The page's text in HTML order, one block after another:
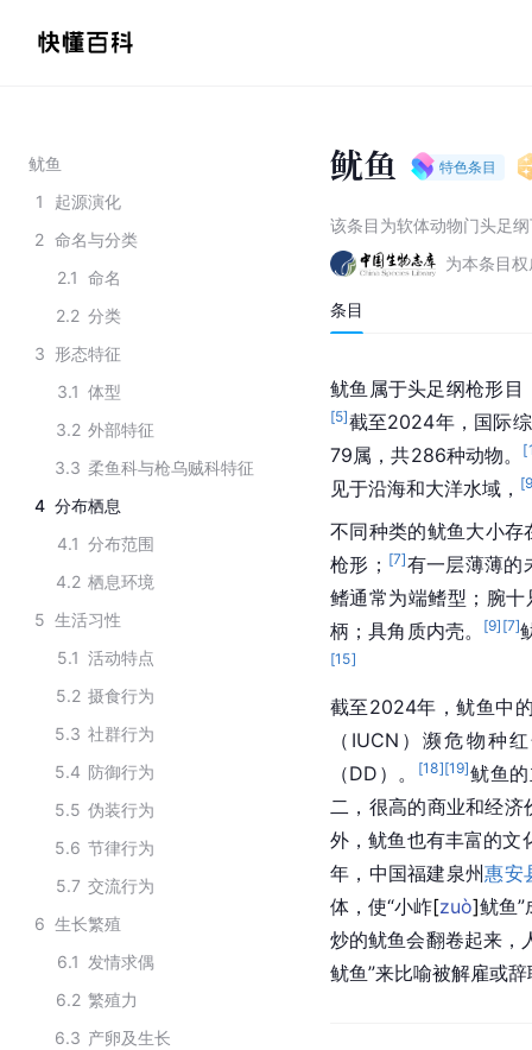
鱿鱼
1
起源演化
2 命名与分类
2.1 命名
2.2 分类
3 形态特征
3.1 体型
3.2 外部特征
3.3 柔鱼科与枪乌贼科特征
4 分布栖息
4.1 分布范围
4.2 栖息环境
5 生活习性
5.1 活动特点
5.2 摄食行为
5.3 社群行为
5.4 防御行为
5.5 伪装行为
5.6 节律行为
5.7 交流行为
6 生长繁殖
6.1 发情求偶
6.2 繁殖力
6.3 产卵及生长
鱿鱼 特色条目
该条目为软体动物门头足
为本条目
条目
鱿鱼属于头足纲枪形
[5]截至2024年，国际
79属，共286种动物。
[
见于沿海和大洋水域， [
不同种类的鱿鱼大小
枪形； [7]有一层薄薄的
鳍通常为端鳍型；腕
柄；具角质内壳。
[9] [7]
[15]
截至2024年，鱿鱼中
（IUCN）濒危物种
（DD）。
[18][19]鱿鱼
二，很高的商业和经
外，鱿鱼也有丰富的文
年，中国福建泉州惠安
体，使“小岞[zuò]鱿鱼”
炒的鱿鱼会翻卷起来，
鱿鱼”来比喻被解雇或